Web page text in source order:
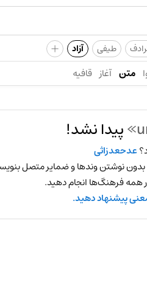
طیفی آزاد +
متن آغاز قافیه
پیدا نشد!
عدحعدزاثی
نوشتن وندها و ضمایر متصل
همه فرهنگ‌ها انجام دهید.
پیشنهاد دهید.